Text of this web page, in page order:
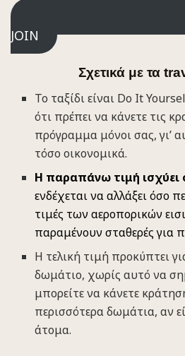
JOIN
Σχετικά με τα
Το ταξίδι είναι Do It
ότι πρέπει να κάνετε τις
πρόγραμμα μόνοι σας, γι’
τόσο οικονομικά.
Η παραπάνω τιμή ισχύει
ενδέχεται να αλλάξει όσο
τιμές των αεροπορικών
παραμένουν σταθερές για
Η τελική τιμή προκύπτει
δωμάτιο, χωρίς αυτό να
μπορείτε να κάνετε
περισσότερα δωμάτια, αν
άτομα.